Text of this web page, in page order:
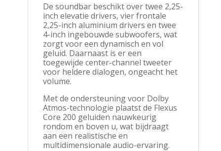
De soundbar beschikt over twee 2,25-
inch elevatie drivers, vier frontale
2,25-inch aluminium drivers en twee
4-inch ingebouwde subwoofers, wat
zorgt voor een dynamisch en vol
geluid. Daarnaast is er een
toegewijde center-channel tweeter
voor heldere dialogen, ongeacht het
volume.
Met de ondersteuning voor Dolby
Atmos-technologie plaatst de Flexus
Core 200 geluiden nauwkeurig
rondom en boven u, wat bijdraagt
aan een realistische en
multidimensionale audio-ervaring.